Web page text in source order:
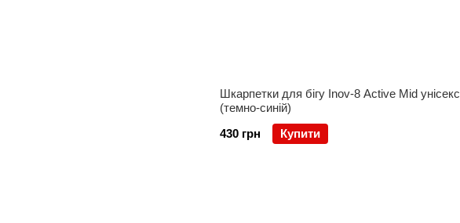
Шкарпетки для бігу Inov-8 Active Mid унісекс
(темно-синій)
430 грн
Купити